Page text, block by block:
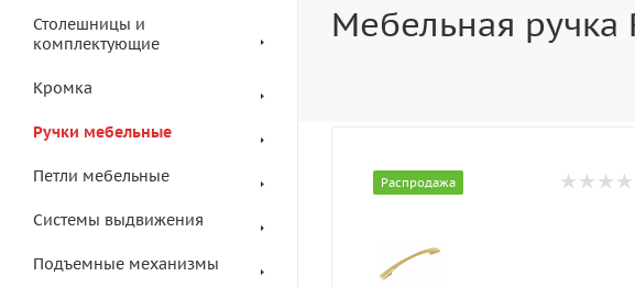
Столешницы и
комплектующие
Кромка
Ручки мебельные
Петли мебельные
Системы выдвижения
Подъемные механизмы
Мебельная ручка
Распродажа